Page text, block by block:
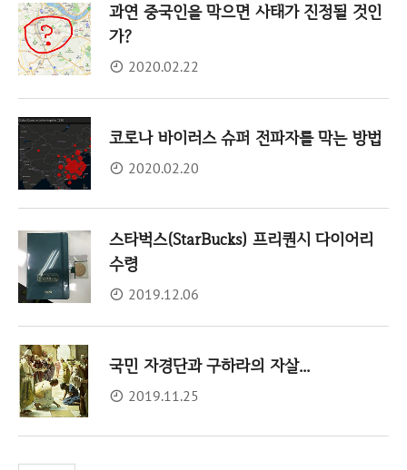
과연 중국인을 막으면 사태가 진정될 것인
가?
2020.02.22
코로나 바이러스 슈퍼 전파자를 막는 방법
2020.02.20
스타벅스(StarBucks) 프리퀀시 다이어리
수령
2019.12.06
국민 자경단과 구하라의 자살...
2019.11.25